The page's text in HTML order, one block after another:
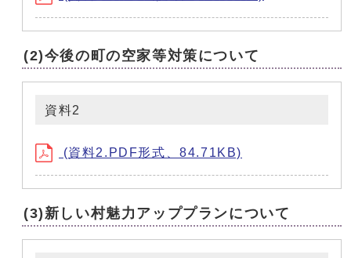
(2)今後の町の空家等対策について
資料2
(資料2.PDF形式、84.71KB)
(3)新しい村魅力アッププランについて